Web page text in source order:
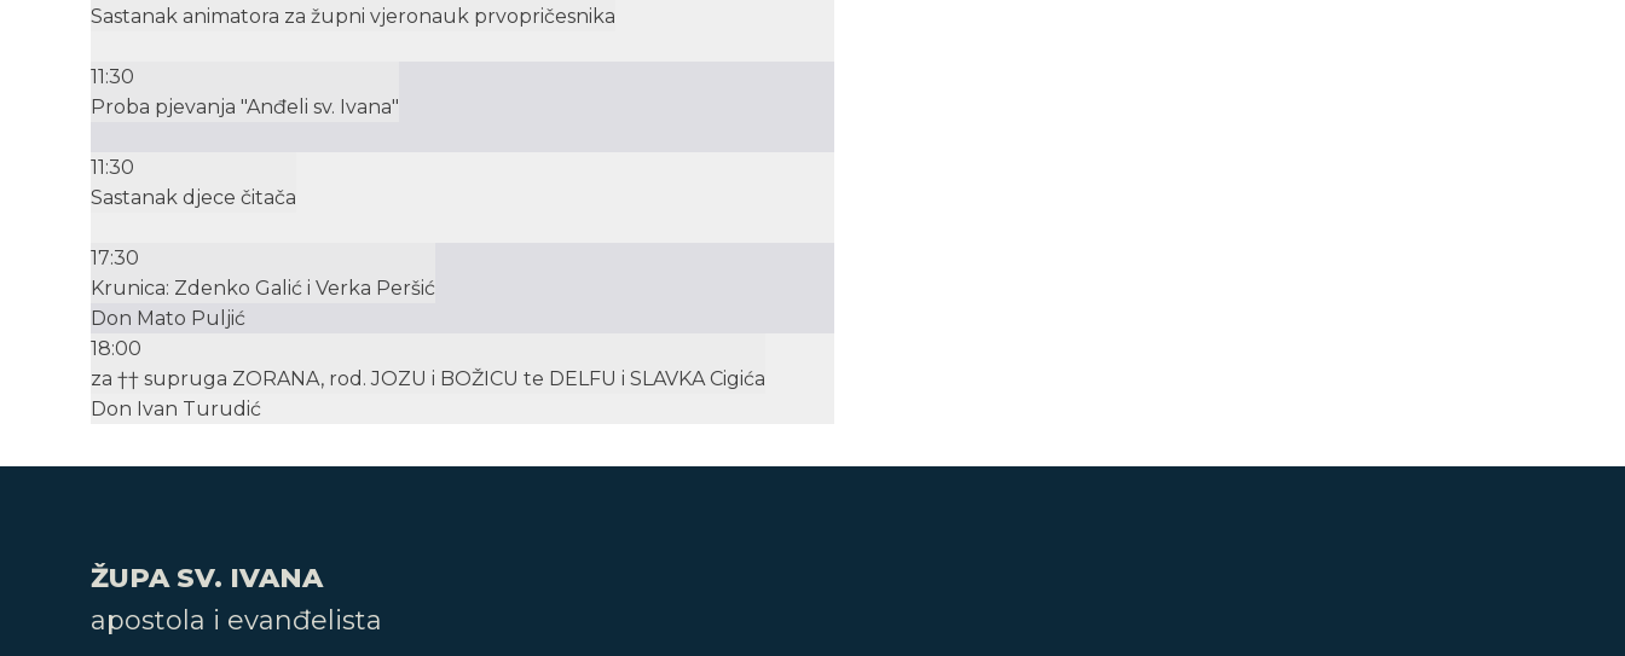
Sastanak animatora za župni vjeronauk prvopričesnika
11:30
Proba pjevanja "Anđeli sv. Ivana"
11:30
Sastanak djece čitača
17:30
Krunica: Zdenko Galić i Verka Peršić
Don Mato Puljić
18:00
za †† supruga ZORANA, rod. JOZU i BOŽICU te DELFU i SLAVKA Cigića
Don Ivan Turudić
ŽUPA SV. IVANA
apostola i evanđelista